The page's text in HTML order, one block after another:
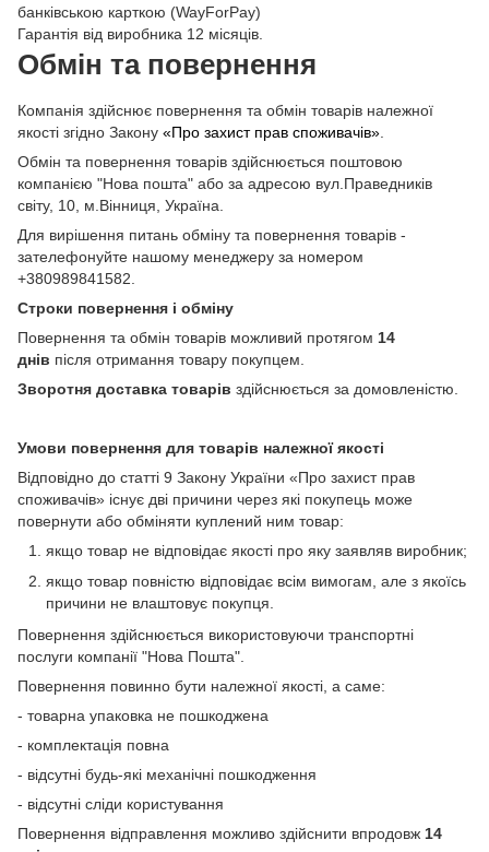
банківською карткою (WayForPay)
Гарантія від виробника 12 місяців.
Обмін та повернення
Компанія здійснює повернення та обмін товарів належної
якості згідно Закону «Про захист прав споживачів»
Обмін та повернення товарів здійснюється поштовою
компанією "Нова пошта" або за адресою вул.Праведників
світу, 10, м.Вінниця, Україна.
Для вирішення питань обміну та повернення товарів -
зателефонуйте нашому менеджеру за номером
+380989841582.
Строки повернення і обміну
Повернення та обмін товарів можливий протягом 14
днів після отримання товару покупцем.
Зворотня доставка товарів здійснюється за домовленістю.
Умови повернення для товарів належної якості
Відповідно до статті 9 Закону України «Про захист прав
споживачів» існує дві причини через які покупець може
повернути або обміняти куплений ним товар:
якщо товар не відповідає якості про яку заявляв виробник;
якщо товар повністю відповідає всім вимогам, але з якоїсь
причини не влаштовує покупця.
Повернення здійснюється використовуючи транспортні
послуги компанії "Нова Пошта".
Повернення повинно бути належної якості, а саме:
- товарна упаковка не пошкоджена
- комплектація повна
- відсутні будь-які механічні пошкодження
- відсутні сліди користування
Повернення відправлення можливо здійснити впродовж 14